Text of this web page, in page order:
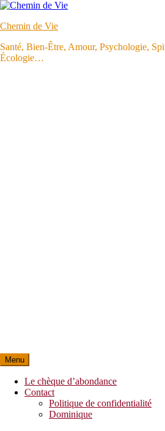
Aller
contenu
Chemin de Vie
Santé, Bien-Être, Amour, Psychologie,
Écologie…
Menu
Le chèque d’abondance
Contact
Politique de confidentialité
Dominique